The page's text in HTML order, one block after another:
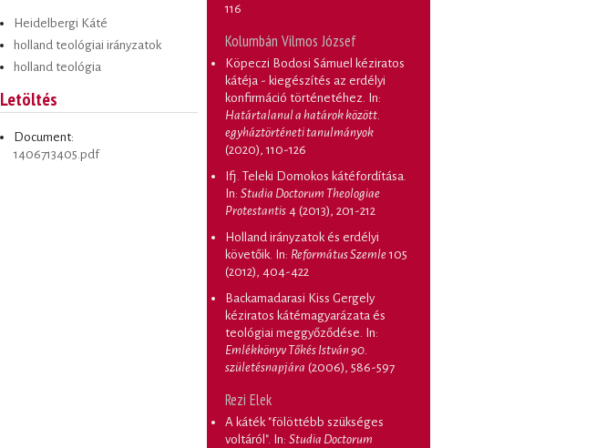
Heidelbergi Káté
holland teológiai irányzatok
holland teológia
Letöltés
Document:
1406713405.pdf
116
Kolumbán Vilmos József
Köpeczi Bodosi Sámuel kéziratos
kátéja - kiegészítés az erdélyi
konfirmáció történetéhez . In:
Határtalanul a határok között.
egyháztörténeti tanulmányok
(2020), 110-126
Ifj. Teleki Domokos kátéfordítása
In: Studia Doctorum Theologiae
Protestantis 4 (2013), 201-212
Holland irányzatok és erdélyi
követőik . In: Református Szemle105
(2012), 404-422
Backamadarasi Kiss Gergely
kéziratos kátémagyarázata és
teológiai meggyőződése . In:
Emlékkönyv Tőkés István 90.
születésnapjára (2006), 586-597
Rezi Elek
A káték "fölöttébb szükséges
voltáról". In: Studia Doctorum